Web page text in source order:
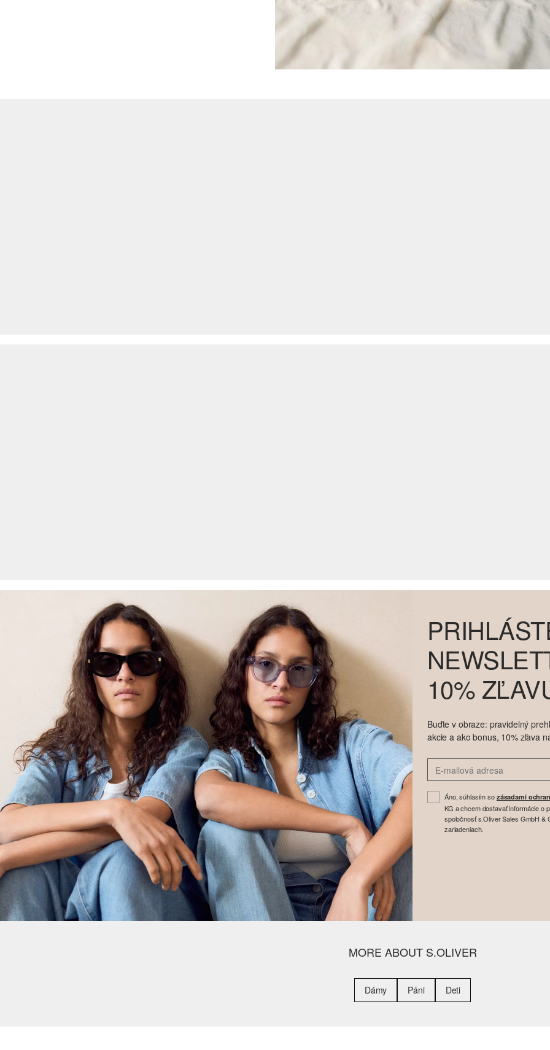
10%
Buďte v obraze: pravidelný
akcie a ako bonus, 10% zľava
Áno, súhlasím so zásadami
KG a chcem dostavať informácie o
spoločnosť s.Oliver Sales GmbH &
zariadeniach.
MORE ABOUT S.OLIVER
Dámy Páni Deti